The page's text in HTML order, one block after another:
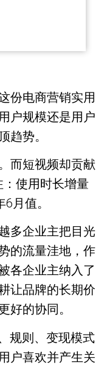
份电商营销实用
户规模还是用户
趋势。
而短视频却贡献
使用时长增量
月值。
多企业主把目光
的流量洼地，作
各企业主纳入了
让品牌的长期价
好的协同。
规则、变现模式
户喜欢并产生关